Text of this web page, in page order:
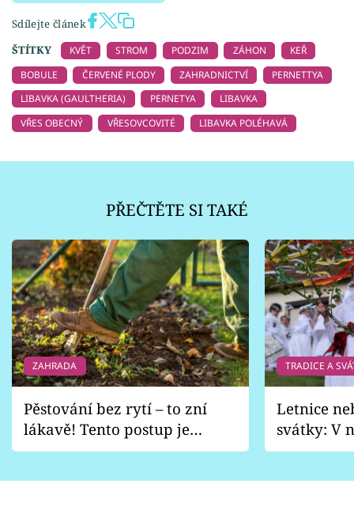
Sdílejte článek
ŠTÍTKY
KVĚT STROM PODZIM ZÁHON
KEŘ
BOBULE
ČERVENÉ PLODY ZAHRADNICTVÍ
PERNETTYA
LIBAVKA (GAULTHERIA)
PERNETYA
LIBAVKA
VŘES OBECNÝ
VŘESOVCOVITÉ LIBAVKA POLÉHAVÁ
PŘEČTĚTE SI TAKÉ
ZAHRADA
Pěstování bez rytí – to zní
lákavě! Tento postup je
vhodný jen pro některé
TRADICE A
Letnice
svátky: V
pondělí